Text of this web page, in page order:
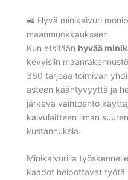
🚜 Hyvä minikaivuri
maanmuokkaukseen
Kun etsitään hyvää
kevyisiin
360 tarjoaa toimivan
asteen kääntyvyyttä ja
järkevä vaihtoehto
kaivulaitteen ilman
kustannuksia.
Minikaivurilla
kaadot helpottavat työtä